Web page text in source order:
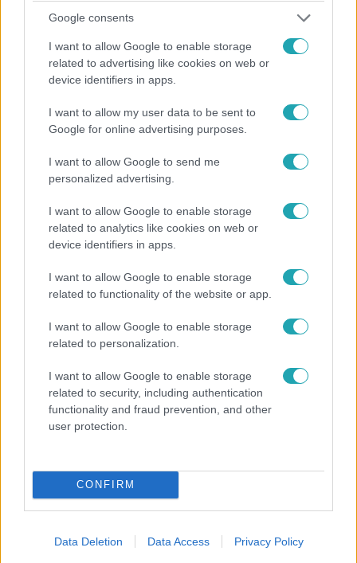
Google consents
I want to allow Google to enable storage
related to advertising like cookies on web or
device identifiers in apps.
I want to allow my user data to be sent to
Google for online advertising purposes.
I want to allow Google to send me
personalized advertising.
I want to allow Google to enable storage
related to analytics like cookies on web or
device identifiers in apps.
I want to allow Google to enable storage
related to functionality of the website or app.
I want to allow Google to enable storage
related to personalization.
I want to allow Google to enable storage
related to security, including authentication
functionality and fraud prevention, and other
user protection.
CONFIRM
Data Deletion Data Access Privacy Policy
Éjjel-Nappal Budapest
2017. május 3. 19:15
Előző rész (2017. május 03.)
Ramóna életében először közeledik Mírához. Bori
Botond megpillantja álmai nőjét, akibe azon nyomban
beleszeret.
2017. május 3. 19:15
Következő rész (2017. május 04.)
mellett ébred a luxusban. Joe tanácsa ellenére Barbi